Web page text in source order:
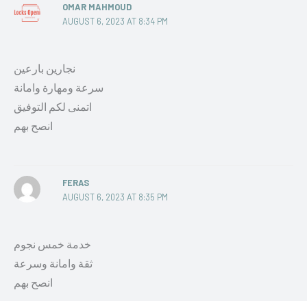
OMAR MAHMOUD
AUGUST 6, 2023 AT 8:34 PM
نجارين بارعين
سرعة ومهارة وامانة
اتمنى لكم التوفيق
انصح بهم
FERAS
AUGUST 6, 2023 AT 8:35 PM
خدمة خمس نجوم
ثقة وامانة وسرعة
انصح بهم